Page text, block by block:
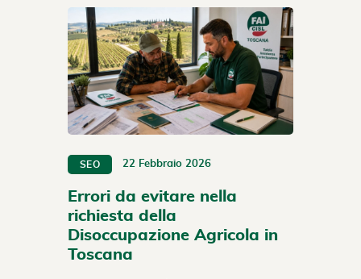
SEO 22 Febbraio 2026
Errori da evitare nella
richiesta della
Disoccupazione Agricola in
Toscana